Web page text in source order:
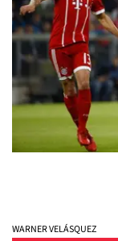
WARNER VELÁSQUEZ